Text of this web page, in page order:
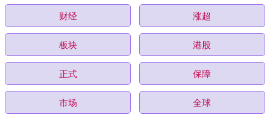
财经 涨超
板块 港股
正式 保障
市场 全球